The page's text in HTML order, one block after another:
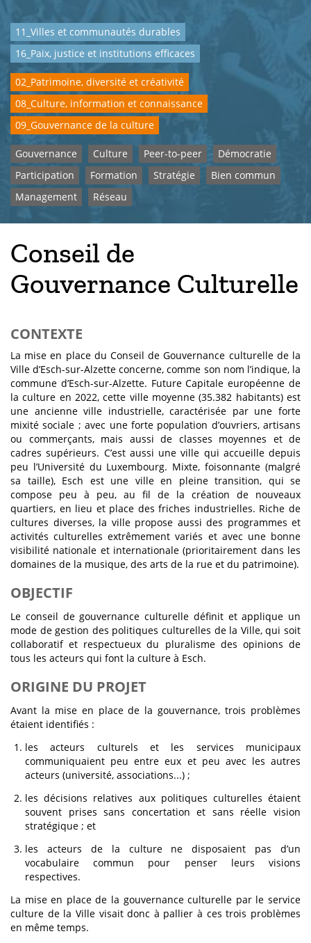
11_Villes et communautés durables
16_Paix, justice et institutions efficaces
02_Patrimoine, diversité et créativité
08_Culture, information et connaissance
09_Gouvernance de la culture
Gouvernance Culture Peer-to-peer
Démocratie
Participation
Formation Stratégie
Bien commun
Management
Réseau
Conseil de
Gouvernance Culturelle
CONTEXTE
La mise en place du Conseil de Gouvernance culturelle de la
Ville d’Esch-sur-Alzette concerne, comme son nom l’indique, la
commune d’Esch-sur-Alzette. Future Capitale européenne de
la culture en 2022, cette ville moyenne (35.382 habitants) est
une ancienne ville industrielle, caractérisée par une forte
mixité sociale ; avec une forte population d’ouvriers, artisans
ou commerçants, mais aussi de classes moyennes et de
cadres supérieurs. C’est aussi une ville qui accueille depuis
peu l’Université du Luxembourg. Mixte, foisonnante (malgré
sa taille), Esch est une ville en pleine transition, qui se
compose peu à peu, au fil de la création de nouveaux
quartiers, en lieu et place des friches industrielles. Riche de
cultures diverses, la ville propose aussi des programmes et
activités culturelles extrêmement variés et avec une bonne
visibilité nationale et internationale (prioritairement dans les
domaines de la musique, des arts de la rue et du patrimoine).
OBJECTIF
Le conseil de gouvernance culturelle définit et applique un
mode de gestion des politiques culturelles de la Ville, qui soit
collaboratif et respectueux du pluralisme des opinions de
tous les acteurs qui font la culture à Esch.
ORIGINE DU PROJET
Avant la mise en place de la gouvernance, trois problèmes
étaient identifiés :
les acteurs culturels et les services municipaux
communiquaient peu entre eux et peu avec les autres
acteurs (université, associations...) ;
les décisions relatives aux politiques culturelles étaient
souvent prises sans concertation et sans réelle vision
stratégique ; et
les acteurs de la culture ne disposaient pas d’un
vocabulaire commun pour penser leurs visions
respectives.
La mise en place de la gouvernance culturelle par le service
culture de la Ville visait donc à pallier à ces trois problèmes
en même temps.